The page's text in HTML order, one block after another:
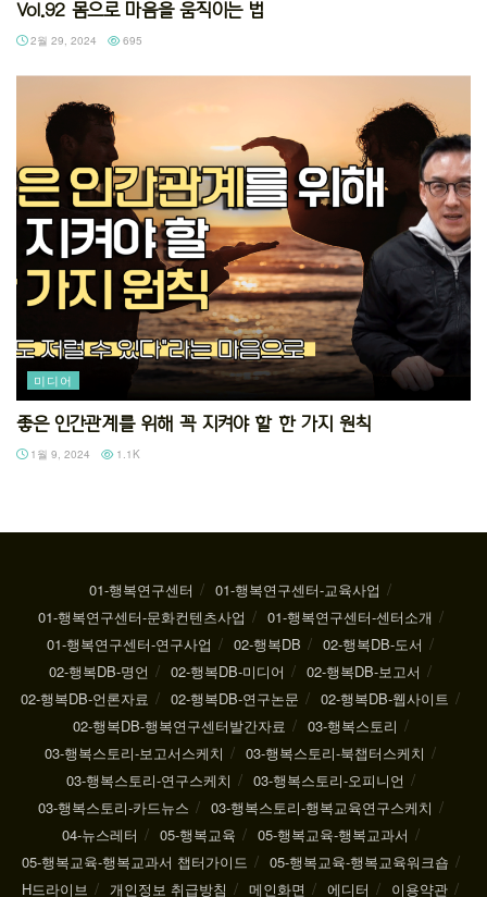
Vol.92 몸으로 마음을 움직이는 법
2월 29, 2024 695
미디어
좋은 인간관계를 위해 꼭 지켜야 할 한 가지 원칙
1월 9, 2024 1.1K
01-행복연구센터
01-행복연구센터-교육사업
01-행복연구센터-문화컨텐츠사업
01-행복연구센터-센터소개
01-행복연구센터-연구사업
02-행복DB
02-행복DB-도서
02-행복DB-명언
02-행복DB-미디어
02-행복DB-보고서
02-행복DB-언론자료
02-행복DB-연구논문
02-행복DB-웹사이트
02-행복DB-행복연구센터발간자료
03-행복스토리
03-행복스토리-보고서스케치
03-행복스토리-북챕터스케치
03-행복스토리-연구스케치
03-행복스토리-오피니언
03-행복스토리-카드뉴스
03-행복스토리-행복교육연구스케치
04-뉴스레터
05-행복교육
05-행복교육-행복교과서
05-행복교육-행복교과서 챕터가이드
05-행복교육-행복교육워크숍
H드라이브
개인정보 취급방침 메인화면 에디터 이용약관